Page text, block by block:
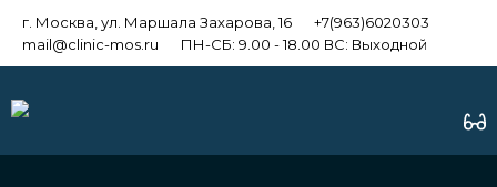
г. Москва, ул. Маршала Захарова, 16
+7(963)6020303
mail@clinic-mos.ru
ПН-СБ: 9.00 - 18.00 ВС: Выходной